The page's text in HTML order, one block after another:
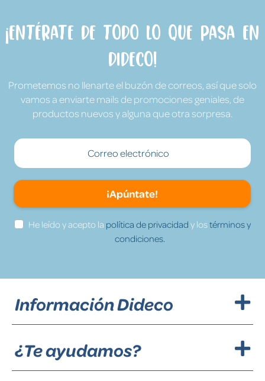
¡Entérate de todo lo que pasa en
Dideco!
Prometemos no llenarte el buzón de correos, así que solo
vamos a enviarte mails de promociones geniales, de
productos nuevos y alguna que otra sorpresa.
¡Apúntate!
He leído y acepto la política de privacidad y lostérminos y
condiciones.
Información Dideco
¿Te ayudamos?